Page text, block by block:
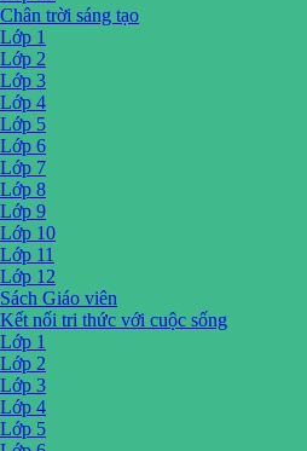
Chân trời sáng tạo
Lớp 1
Lớp 2
Lớp 3
Lớp 4
Lớp 5
Lớp 6
Lớp 7
Lớp 8
Lớp 9
Lớp 10
Lớp 11
Lớp 12
Sách Giáo viên
Kết nối tri thức với cuộc sống
Lớp 1
Lớp 2
Lớp 3
Lớp 4
Lớp 5